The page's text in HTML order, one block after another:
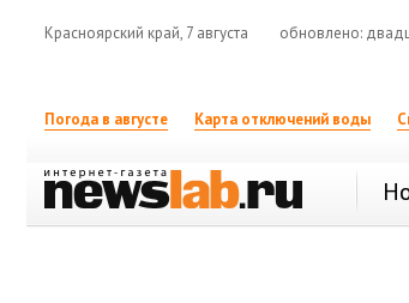
Красноярский край, 7 августа обновлено:
Погода в августе Карта отключений воды